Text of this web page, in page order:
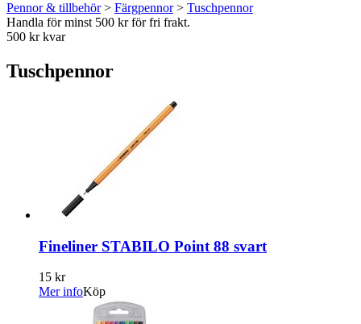
Pennor & tillbehör> Färgpennor> Tuschpennor
Handla för minst 500 kr för fri frakt.
500 kr kvar
Tuschpennor
Fineliner STABILO Point 88 svart
15 kr
Mer infoKöp